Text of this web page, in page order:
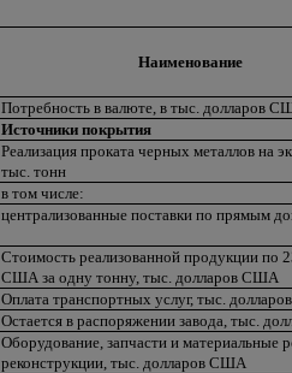
Наименование
Потребность в валюте, в тыс. долларов
Источники покрытия
Реализация проката черных металлов на
тыс. тонн
в том числе:
централизованные поставки по прямым
Стоимость реализованной продукции по
США за одну тонну, тыс. долларов США
Оплата транспортных услуг, тыс.
Остается в распоряжении завода, тыс.
Оборудование, запчасти и материальные
реконструкции, тыс. долларов США